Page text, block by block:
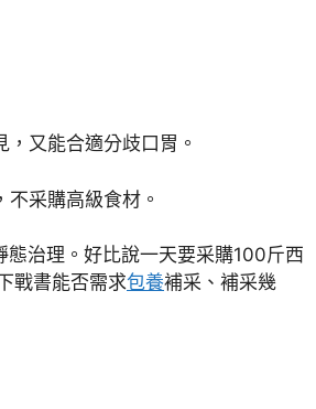
又能合適分歧口胃。
采購高級食材。
治理。好比說一天要采購100斤西
戰書能否需求包養補采、補采幾